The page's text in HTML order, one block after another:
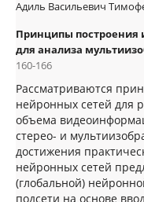
Адиль Васильевич
Принципы построения
для анализа
160-166
Рассматриваются
нейронных сетей для
объема
стерео- и
достижения
нейронных сетей
(глобальной)
подсети на основе